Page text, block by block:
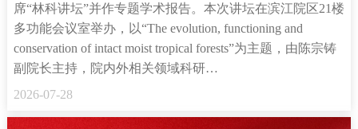
席“林科讲坛”并作专题学术报告。本次讲坛在滨江院区21楼
多功能会议室举办，以“The evolution, functioning and
conservation of intact moist tropical forests”为主题，由陈宗铸
副院长主持，院内外相关领域科研…
2026-07-28